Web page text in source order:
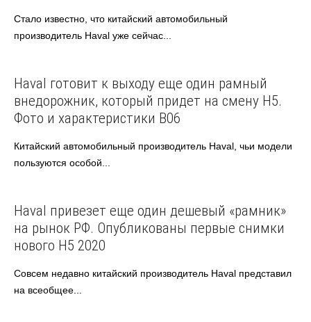
Стало известно, что китайский автомобильный
производитель Haval уже сейчас...
Haval
Haval готовит к выходу еще один рамный
внедорожник, который придет на смену H5.
Фото и характеристики B06
Китайский автомобильный производитель Haval, чьи модели
пользуются особой...
Haval
Haval привезет еще один дешевый «рамник»
на рынок РФ. Опубликованы первые снимки
нового H5 2020
Совсем недавно китайский производитель Haval представил
на всеобщее...